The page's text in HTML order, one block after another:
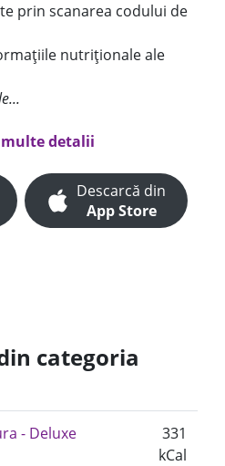
prin scanarea codului de
nutriționale ale
detalii
Descarcă din
App Store
categoria
- Deluxe
331
kCal